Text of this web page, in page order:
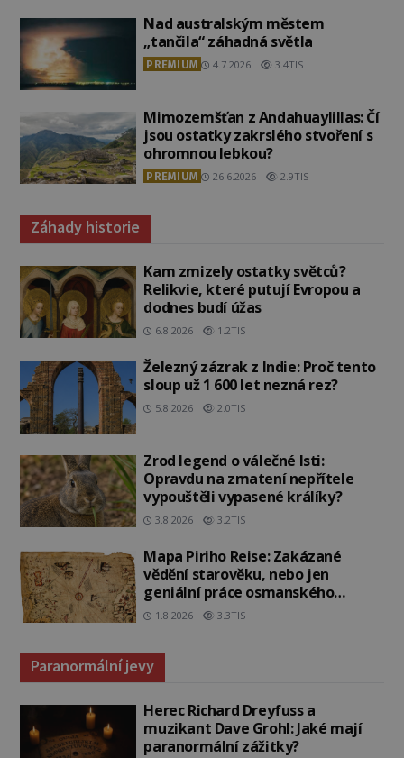
Nad australským městem
„tančila“ záhadná světla
PREMIUM 4.7.2026 3.4TIS
Mimozemšťan z Andahuaylillas: Čí
jsou ostatky zakrslého stvoření s
ohromnou lebkou?
PREMIUM 26.6.2026 2.9TIS
Záhady historie
Kam zmizely ostatky světců?
Relikvie, které putují Evropou a
dodnes budí úžas
6.8.2026 1.2TIS
Železný zázrak z Indie: Proč tento
sloup už 1 600 let nezná rez?
5.8.2026 2.0TIS
Zrod legend o válečné lsti:
Opravdu na zmatení nepřítele
vypouštěli vypasené králíky?
3.8.2026 3.2TIS
Mapa Piriho Reise: Zakázané
vědění starověku, nebo jen
geniální práce osmanského
admirála?
1.8.2026 3.3TIS
Paranormální jevy
Herec Richard Dreyfuss a
muzikant Dave Grohl: Jaké mají
paranormální zážitky?